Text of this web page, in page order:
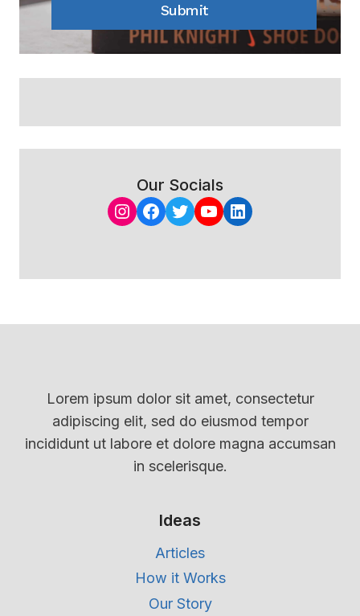
Submit
Our Socials
Instagram
Facebook
Twitter
YouTube
LinkedIn
Lorem ipsum dolor sit amet, consectetur
adipiscing elit, sed do eiusmod tempor
incididunt ut labore et dolore magna accumsan
in scelerisque.
Ideas
Articles
How it Works
Our Story